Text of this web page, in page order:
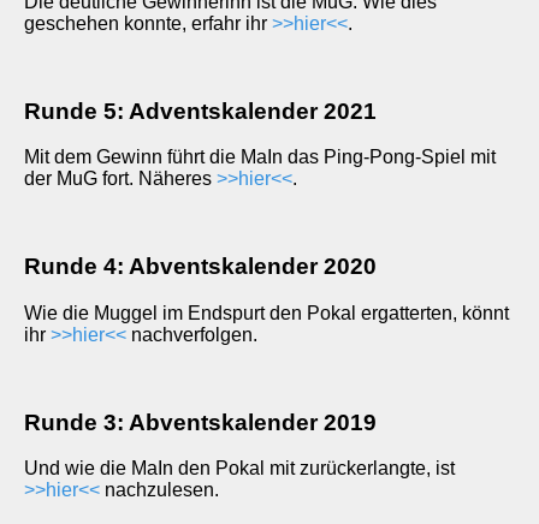
geschehen konnte, erfahr ihr >>hier<<.
Runde 5: Adventskalender 2021
Mit dem Gewinn führt die MaIn das Ping-Pong-Spiel mit
der MuG fort. Näheres >>hier<<.
Runde 4: Abventskalender 2020
Wie die Muggel im Endspurt den Pokal ergatterten, könnt
ihr >>hier<< nachverfolgen.
Runde 3: Abventskalender 2019
Und wie die MaIn den Pokal mit zurückerlangte, ist
>>hier<< nachzulesen.